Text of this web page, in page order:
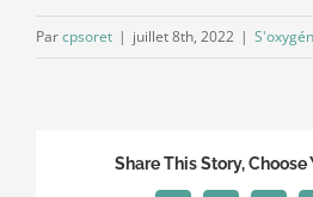
Parcpsoret | juillet 8th, 2022 |
Share This Story,